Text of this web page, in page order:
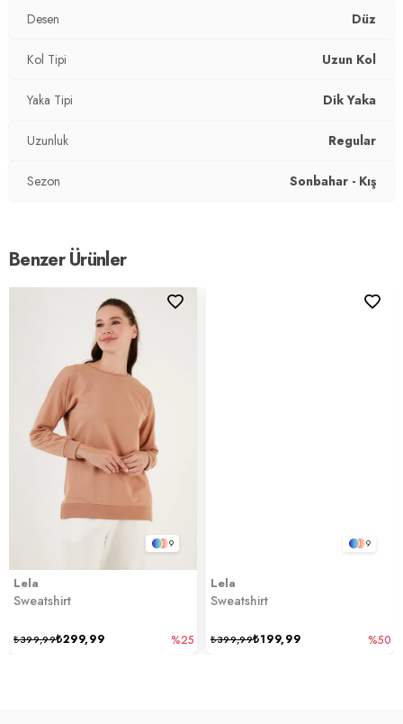
2DK5863323.268
Desen Düz
Kol Tipi Uzun Kol
Yaka Tipi Dik Yaka
Uzunluk Regular
Sezon Sonbahar - Kış
Benzer Ürünler
9
Lela
Sweatshirt
₺299,99
₺399,99 %25
9
Lela
Sweatshirt
₺199,99
₺399,99 %50